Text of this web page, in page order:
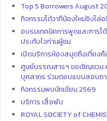
Top 5 Borrowers August
กิจกรรมโต้วาทีน้องใหม่ชิงโล่
อบรมเทคนิคการพูดและการโ
ประทับใจท่านผู้ชม
เปิดบริการห้องสมุดถึงเที่ยง
ศูนย์บรรณสารฯ ขอเชิญชวน
บุคลากร ร่วมตอบแบบสอบถ
กิจกรรมพบนักเขียน 2569
บริการ เสื่อพับ
ROYAL SOCIETY of